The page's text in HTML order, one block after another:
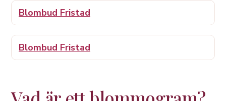
Blombud Fristad
Blombud Fristad